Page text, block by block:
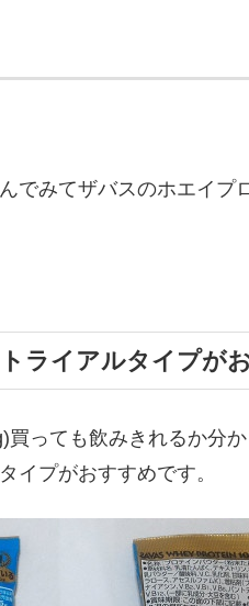
でみてザバスのホエイプ
ライアルタイプが
買っても飲みきれるか分
イプがおすすめです。